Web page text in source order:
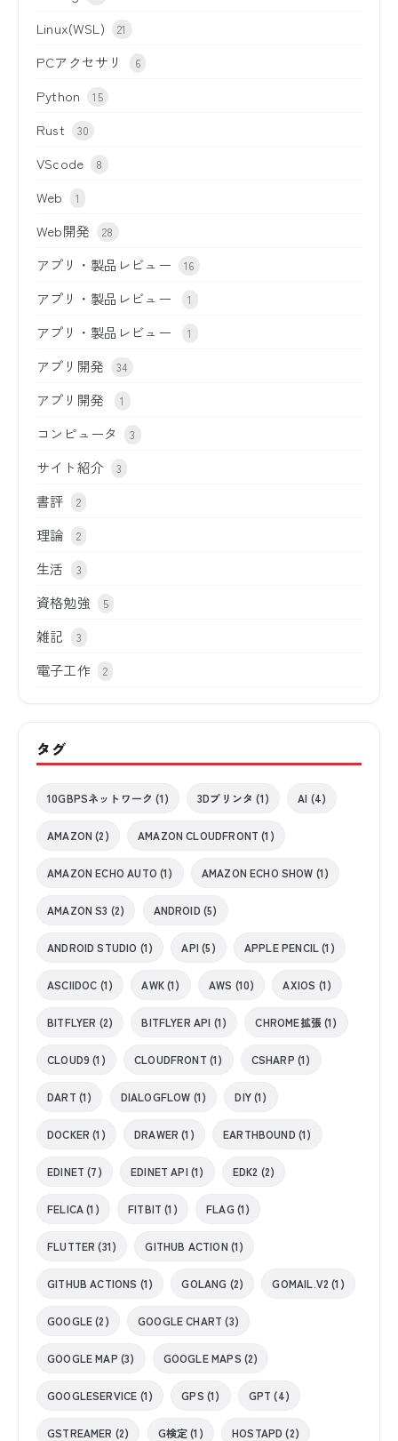
Linux(WSL) 21
PCアクセサリ 6
Python 15
Rust 30
VScode 8
Web 1
Web開発 28
アプリ・製品レビュー 16
アプリ・製品レビュー 1
アプリ・製品レビュー 1
アプリ開発 34
アプリ開発 1
コンピュータ 3
サイト紹介 3
書評 2
理論 2
生活 3
資格勉強 5
雑記 3
電子工作 2
タグ
10GBPSネットワーク (1) 3Dプリンタ (1) AI (4)
AMAZON (2) AMAZON CLOUDFRONT (1)
AMAZON ECHO AUTO (1) AMAZON ECHO SHOW (1)
AMAZON S3 (2) ANDROID (5)
ANDROID STUDIO (1) API (5) APPLE PENCIL (1)
ASCIIDOC (1) AWK (1) AWS (10) AXIOS (1)
BITFLYER (2) BITFLYER API (1) CHROME拡張 (1)
CLOUD9 (1) CLOUDFRONT (1) CSHARP (1)
DART (1) DIALOGFLOW (1) DIY (1)
DOCKER (1) DRAWER (1) EARTHBOUND (1)
EDINET (7) EDINET API (1) EDK2 (2)
FELICA (1) FITBIT (1) FLAG (1)
FLUTTER (31) GITHUB ACTION (1)
GITHUB ACTIONS (1) GOLANG (2) GOMAIL.V2 (1)
GOOGLE (2) GOOGLE CHART (3)
GOOGLE MAP (3) GOOGLE MAPS (2)
GOOGLESERVICE (1) GPS (1) GPT (4)
GSTREAMER (2) G検定 (1) HOSTAPD (2)